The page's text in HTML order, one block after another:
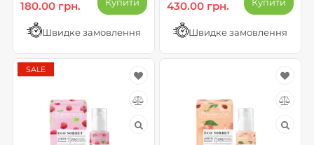
180.00 грн. Купити
Швидке замовлення
430.00 грн. Купити
Швидке замовлення
SALE